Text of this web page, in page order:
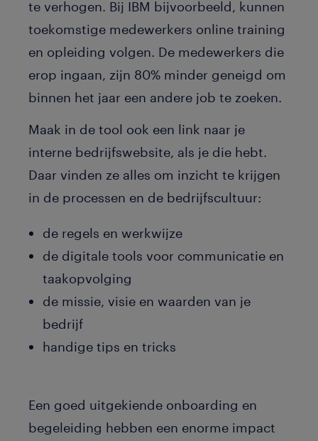
te verhogen. Bij IBM bijvoorbeeld, kunnen
toekomstige medewerkers online training
en opleiding volgen. De medewerkers die
erop ingaan, zijn 80% minder geneigd om
binnen het jaar een andere job te zoeken.
Maak in de tool ook een link naar je
interne bedrijfswebsite, als je die hebt.
Daar vinden ze alles om inzicht te krijgen
in de processen en de bedrijfscultuur:
de regels en werkwijze
de digitale tools voor communicatie en
taakopvolging
de missie, visie en waarden van je
bedrijf
handige tips en tricks
Een goed uitgekiende onboarding en
begeleiding hebben een enorme impact